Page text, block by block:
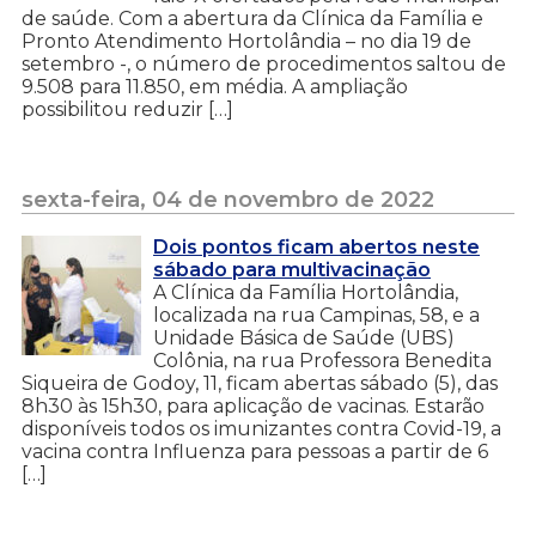
de saúde. Com a abertura da Clínica da Família e
Pronto Atendimento Hortolândia – no dia 19 de
setembro -, o número de procedimentos saltou de
9.508 para 11.850, em média. A ampliação
possibilitou reduzir […]
sexta-feira, 04 de novembro de 2022
Dois pontos ficam abertos neste
sábado para multivacinação
A Clínica da Família Hortolândia,
localizada na rua Campinas, 58, e a
Unidade Básica de Saúde (UBS)
Colônia, na rua Professora Benedita
Siqueira de Godoy, 11, ficam abertas sábado (5), das
8h30 às 15h30, para aplicação de vacinas. Estarão
disponíveis todos os imunizantes contra Covid-19, a
vacina contra Influenza para pessoas a partir de 6
[…]